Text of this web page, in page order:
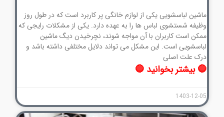
ماشین لباسشویی یکی از لوازم خانگی پر کاربرد است که در طول روز
وظیفه شستشوی لباس ها را به عهده دارد. یکی از مشکلات رایجی که
ممکن است کاربران با آن مواجه شوند، نچرخیدن دیگ ماشین
لباسشویی است. این مشکل می تواند دلایل مختلفی داشته باشد و
درک علت اصلی
🔵 بیشتر بخوانید 🔵
1403-12-05